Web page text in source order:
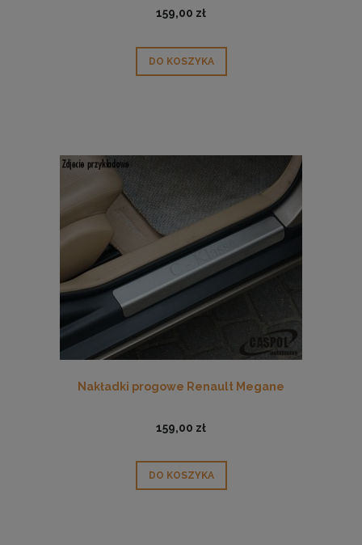
159,00 zł
DO KOSZYKA
Nakładki progowe Renault Megane
159,00 zł
DO KOSZYKA